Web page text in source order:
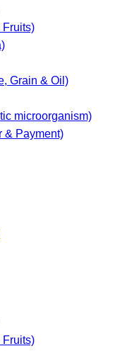
Grain & Oil)
microorganism)
& Payment)